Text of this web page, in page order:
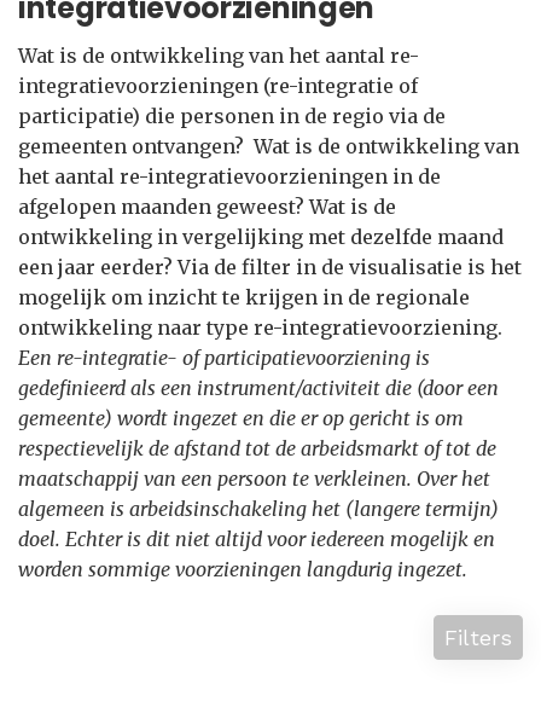
Wat is de ontwikkeling van het aantal re-
integratievoorzieningen (re-integratie of
participatie) die personen in de regio via de
gemeenten ontvangen? Wat is de ontwikkeling van
het aantal re-integratievoorzieningen in de
afgelopen maanden geweest? Wat is de
ontwikkeling in vergelijking met dezelfde maand
een jaar eerder? Via de filter in de visualisatie is het
mogelijk om inzicht te krijgen in de regionale
ontwikkeling naar type re-integratievoorziening.
Een re-integratie- of participatievoorziening is
gedefinieerd als een instrument/activiteit die (door een
gemeente) wordt ingezet en die er op gericht is om
respectievelijk de afstand tot de arbeidsmarkt of tot de
maatschappij van een persoon te verkleinen. Over het
algemeen is arbeidsinschakeling het (langere termijn)
doel. Echter is dit niet altijd voor iedereen mogelijk en
worden sommige voorzieningen langdurig ingezet.
Filters